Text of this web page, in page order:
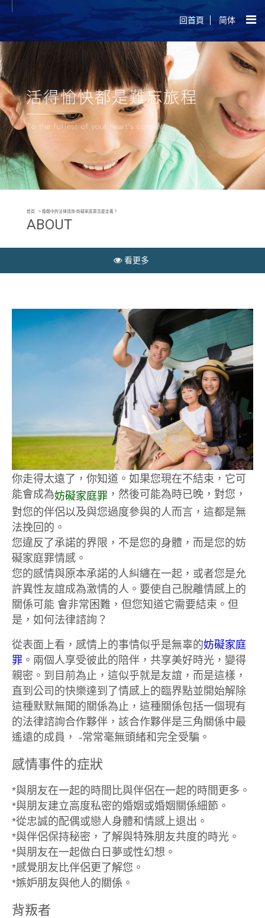
回首頁 简体
首頁 婚姻中的法律諮詢-妨礙家庭罪怎麼定義？
ABOUT
看更多
你走得太遠了，你知道。如果您現在不結束，它可
能會成為妨礙家庭罪 ，然後可能為時已晚，對您，
對您的伴侶以及與您過度參與的人而言，這都是無
法挽回的。
您違反了承諾的界限，不是您的身體，而是您的妨
礙家庭罪情感。
您的感情與原本承諾的人糾纏在一起，或者您是允
許異性友誼成為激情的人。要使自己脫離情感上的
關係可能 會非常困難，但您知道它需要結束。但
是，如何法律諮詢？
從表面上看，感情上的事情似乎是無辜的妨礙家庭
罪 。兩個人享受彼此的陪伴，共享美好時光，變得
親密。到目前為止，這似乎就是友誼，而是這樣，
直到公司的快樂達到了情感上的臨界點並開始解除
這種默默無聞的關係為止，這種關係包括一個現有
的法律諮詢合作夥伴，該合作夥伴是三角關係中最
遙遠的成員， -常常毫無頭緒和完全受騙。
感情事件的症狀
*與朋友在一起的時間比與伴侶在一起的時間更多。
*與朋友建立高度私密的婚姻或婚姻關係細節。
*從忠誠的配偶或戀人身體和情感上退出。
*與伴侶保持秘密，了解與特殊朋友共度的時光。
*與朋友在一起做白日夢或性幻想。
*感覺朋友比伴侶更了解您。
*嫉妒朋友與他人的關係。
背叛者